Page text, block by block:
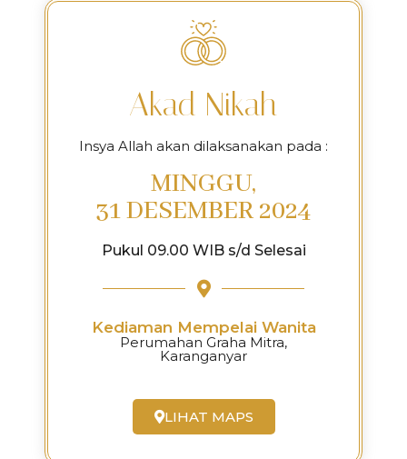
Akad Nikah
Insya Allah akan dilaksanakan pada :
MINGGU,
31 DESEMBER 2024
Pukul 09.00 WIB s/d Selesai
Kediaman Mempelai Wanita
Perumahan Graha Mitra,
Karanganyar
LIHAT MAPS